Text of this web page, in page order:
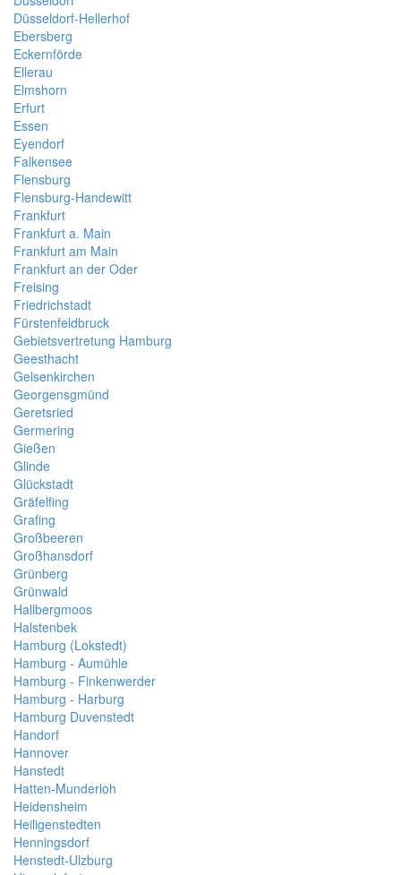
Düsseldorf-Hellerhof
Ebersberg
Eckernförde
Ellerau
Elmshorn
Erfurt
Essen
Eyendorf
Falkensee
Flensburg
Flensburg-Handewitt
Frankfurt
Frankfurt a. Main
Frankfurt am Main
Frankfurt an der Oder
Freising
Friedrichstadt
Fürstenfeldbruck
Gebietsvertretung Hamburg
Geesthacht
Gelsenkirchen
Georgensgmünd
Geretsried
Germering
Gießen
Glinde
Glückstadt
Gräfelfing
Grafing
Großbeeren
Großhansdorf
Grünberg
Grünwald
Hallbergmoos
Halstenbek
Hamburg (Lokstedt)
Hamburg - Aumühle
Hamburg - Finkenwerder
Hamburg - Harburg
Hamburg Duvenstedt
Handorf
Hannover
Hanstedt
Hatten-Munderloh
Heidensheim
Heiligenstedten
Henningsdorf
Henstedt-Ulzburg